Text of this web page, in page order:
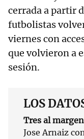
cerrada a partir
futbolistas
viernes con
que volvieron a
sesión.
LOS
Tres al margen
Jose Arnaiz